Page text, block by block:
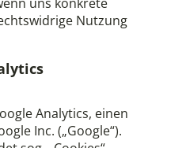
Nutzung
Analytics, einen
Inc. („Google“).